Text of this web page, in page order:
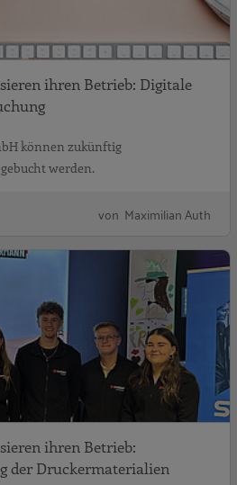
ihren Betrieb: Digitale
können zukünftig
werden.
von Maximilian Auth
ihren Betrieb:
der Druckermaterialien